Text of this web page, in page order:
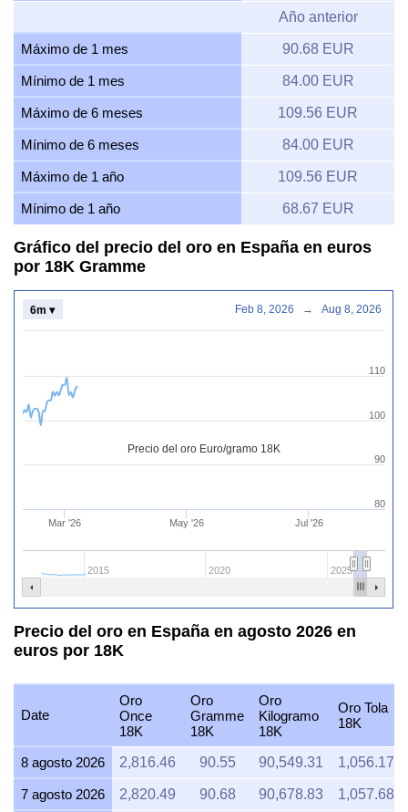
Año anterior
Máximo de 1 mes 90.68 EUR
Mínimo de 1 mes 84.00 EUR
Máximo de 6 meses 109.56 EUR
Mínimo de 6 meses 84.00 EUR
Máximo de 1 año 109.56 EUR
Mínimo de 1 año 68.67 EUR
Gráfico del precio del oro en España en euros
por 18K Gramme
Precio del oro Euro/gramo 18K
Mar '26 May '26 Jul '26
2015 2020 2025
80
90
100
110
6m ▾ Feb 8, 2026 → Aug 8, 2026
Precio del oro en España en agosto 2026 en
euros por 18K
Date
Oro
Once
18K
Oro
Gramme
18K
Oro
Kilogramo
18K
Oro Tola
18K
8 agosto 2026 2,816.46 90.55 90,549.31 1,056.17
7 agosto 2026 2,820.49 90.68 90,678.83 1,057.68